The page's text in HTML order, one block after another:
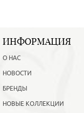
ИНФОРМАЦИЯ
О НАС
НОВОСТИ
БРЕНДЫ
НОВЫЕ КОЛЛЕКЦИИ